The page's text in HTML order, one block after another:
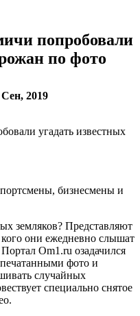
попробовали
по фото
Сен, 2019
бизнесмены и
земляков? Представляют
они ежедневно слышат
Om1.ru озадачился
фото и
случайных
специально снятое